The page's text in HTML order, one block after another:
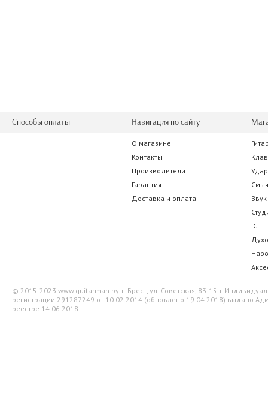
Способы оплаты Навигация по сайту
О магазине
Контакты
Производители
Гарантия
Доставка и оплата
Звук
DJ
© 2015-2023 www.guitarman.by. г. Брест, ул. Советская, 83-15ц.
регистрации 291287249 от 10.02.2014 (обновлено 19.04.2018) выдано
реестре 14.06.2018.